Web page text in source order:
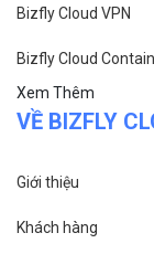
Bizfly Cloud VPN
Bizfly Cloud
Xem Thêm
VỀ BIZFLY
Giới thiệu
Khách hàng